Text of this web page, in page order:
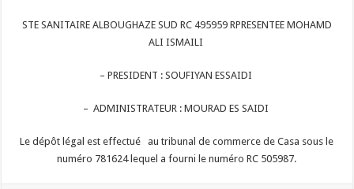
STE SANITAIRE ALBOUGHAZE SUD RC 495959 RPRESENTEE MOHAMD
ALI ISMAILI
– PRESIDENT : SOUFIYAN ESSAIDI
– ADMINISTRATEUR : MOURAD ES SAIDI
Le dépôt légal est effectué au tribunal de commerce de Casa sous le
numéro 781624 lequel a fourni le numéro RC 505987.